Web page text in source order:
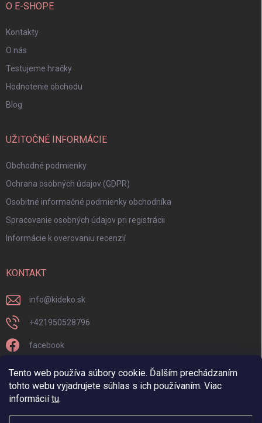
Tento web používa súbory cookie. Ďalším prechádzaním
tohto webu vyjadrujete súhlas s ich používaním. Viac
informáciítu.
O E-SHOPE
Kontakty
O nás
Testujeme hračky
Hodnotenie obchodu
Blog
UŽITOČNÉ INFORMÁCIE
Obchodné podmienky
Ochrana osobných údajov (GDPR)
Osobitné informačné podmienky obchodníka
Spracovanie osobných údajov pri registrácii
Informácie k overovaniu recenzií
KONTAKT
info@kideko.sk
+421950528796
facebook
kideko.sk/